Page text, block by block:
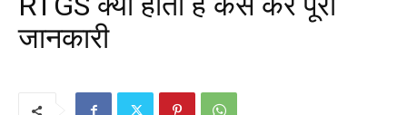
जानकारी